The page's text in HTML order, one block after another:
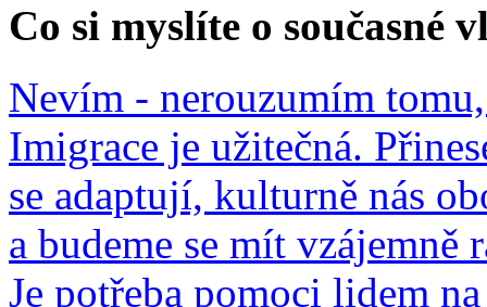
Co si myslíte o současné
Nevím - nerouzumím
Imigrace je užitečná.
se adaptují, kulturně nás
a budeme se mít vzájemně
Je potřeba pomoci lidem